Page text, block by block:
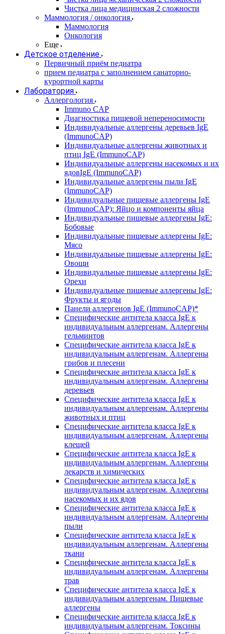
Чистка лица медицинская 2 сложности
Маммология / онкология
Маммология
Онкология
Еще
Детское отделение
Первичный приём педиатра
прием педиатра с заполнением санаторно-
курортной карты
Лаборатория
Аллергология
Immuno CAP
Диагностика пищевой непереносимости
Индивидуальные аллергены деревьев IgE
(ImmunoCAP)
Индивидуальные аллергены животных и
птиц IgE (ImmunoCAP)
Индивидуальные аллергены насекомых и их
ядовIgE (ImmunoCAP)
Индивидуальные аллергены пыли IgE
(ImmunoCAP)
Индивидуальные пищевые аллергены IgE
(ImmunoCAP): Яйцо и компоненты яйца
Индивидуальные пищевые аллергены IgE:
Бобовые
Индивидуальные пищевые аллергены IgE:
Мясо
Индивидуальные пищевые аллергены IgE:
Овощи
Индивидуальные пищевые аллергены IgE:
Орехи
Индивидуальные пищевые аллергены IgE:
Фрукты и ягоды
Панели аллергенов IgE (ImmunoCAP)*
Специфические антитела класса IgE к
индивидуальным аллергенам. Аллергены
гельминтов
Специфические антитела класса IgE к
индивидуальным аллергенам. Аллергены
грибов и плесени
Специфические антитела класса IgE к
индивидуальным аллергенам. Аллергены
деревьев
Специфические антитела класса IgE к
индивидуальным аллергенам. Аллергены
животных и птиц
Специфические антитела класса IgE к
индивидуальным аллергенам. Аллергены
клещей
Специфические антитела класса IgE к
индивидуальным аллергенам. Аллергены
лекарств и химических
Специфические антитела класса IgE к
индивидуальным аллергенам. Аллергены
насекомых и их ядов
Специфические антитела класса IgE к
индивидуальным аллергенам. Аллергены
пыли
Специфические антитела класса IgE к
индивидуальным аллергенам. Аллергены
ткани
Специфические антитела класса IgE к
индивидуальным аллергенам. Аллергены
трав
Специфические антитела класса IgE к
индивидуальным аллергенам. Пищевые
аллергены
Специфические антитела класса IgE к
индивидуальным аллергенам. Токсины